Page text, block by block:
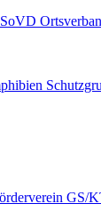
SoVD
GS/